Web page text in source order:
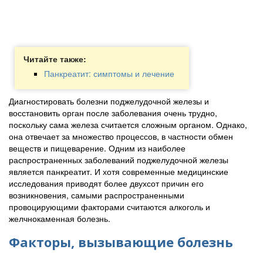
Читайте также:
Панкреатит: симптомы и лечение
Диагностировать болезни поджелудочной железы и
восстановить орган после заболевания очень трудно,
поскольку сама железа считается сложным органом. Однако,
она отвечает за множество процессов, в частности обмен
веществ и пищеварение. Одним из наиболее
распространенных заболеваний поджелудочной железы
является панкреатит. И хотя современные медицинские
исследования приводят более двухсот причин его
возникновения, самыми распространенными
провоцирующими факторами считаются алкоголь и
желчнокаменная болезнь.
Факторы, вызывающие болезнь